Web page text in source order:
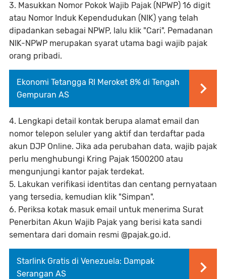
3. Masukkan Nomor Pokok Wajib Pajak (NPWP) 16 digit
atau Nomor Induk Kependudukan (NIK) yang telah
dipadankan sebagai NPWP, lalu klik "Cari". Pemadanan
NIK-NPWP merupakan syarat utama bagi wajib pajak
orang pribadi.
Ekonomi Tetangga RI Meroket 8% di Tengah
Gempuran AS
4. Lengkapi detail kontak berupa alamat email dan
nomor telepon seluler yang aktif dan terdaftar pada
akun DJP Online. Jika ada perubahan data, wajib pajak
perlu menghubungi Kring Pajak 1500200 atau
mengunjungi kantor pajak terdekat.
5. Lakukan verifikasi identitas dan centang pernyataan
yang tersedia, kemudian klik "Simpan".
6. Periksa kotak masuk email untuk menerima Surat
Penerbitan Akun Wajib Pajak yang berisi kata sandi
sementara dari domain resmi @pajak.go.id.
Starlink Gratis di Venezuela: Dampak
Serangan AS